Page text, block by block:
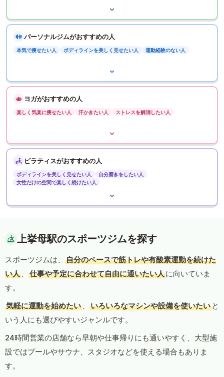
パーソナルジムがおすすめの人
本気で痩せたい人 ボディラインを美しく見せたい人 運動経験のない人
ヨガがおすすめの人
楽しく気楽に痩せたい人 汗かきたい人 ストレスを解消したい人
ピラティスがおすすめの人
ボディラインを美しく見せたい人
自分磨きをしたい人
女性だけの空間で楽しく続けたい人
上挙母駅のスポーツジムを探す
スポーツジムは、
自分のペースで筋トレや有酸素運動を続けた
い人 、 仕事や予定に合わせて自由に通いたい人に向いていま
す。
気軽に運動を始めたい 、 いろいろなマシンや設備を使いたい と
いう人にも選びやすいジャンルです。
24時間営業の店舗なら早朝や仕事帰りにも通いやすく、大型施
設ではプールやサウナ、スタジオなどを使える場合もありま
す。